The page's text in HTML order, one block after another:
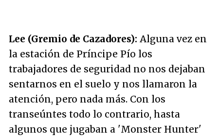
Lee (Gremio de Cazadores): Alguna vez en
la estación de Príncipe Pío los
trabajadores de seguridad no nos dejaban
sentarnos en el suelo y nos llamaron la
atención, pero nada más. Con los
transeúntes todo lo contrario, hasta
algunos que jugaban a 'Monster Hunter'